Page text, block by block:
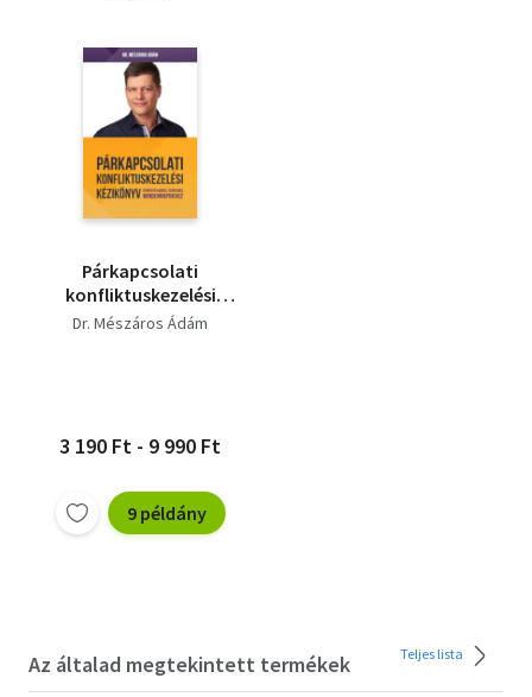
Párkapcsolati
konfliktuskezelési
kézikönyv
Dr. Mészáros Ádám
3 190 Ft - 9 990 Ft
9 példány
Az általad megtekintett termékek Teljes lista